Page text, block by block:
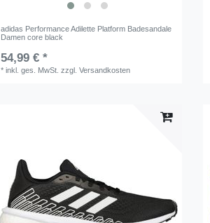
adidas Performance Adilette Platform Badesandale
Damen core black
54,99 € *
*inkl. ges. MwSt. zzgl.Versandkosten